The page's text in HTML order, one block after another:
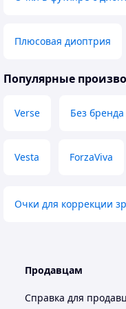
Плюсовая диоптрия
Популярные
Verse Без бренда
Vesta ForzaViva
Очки для коррекции
Продавцам
Справка для